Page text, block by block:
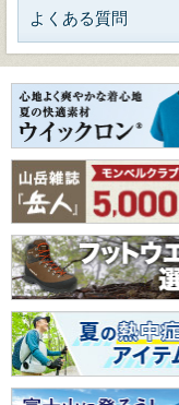
よくある質問